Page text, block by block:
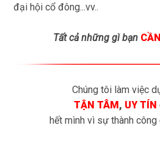
đại hội cổ đông...vv..
Tất cả những gì bạn CẦN
Chúng tôi làm việc
TẬN TÂM, UY TÍN
hết mình vì sự thành công